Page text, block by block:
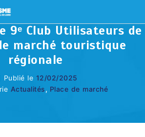
9ᵉ Club Utilisateurs de
marché touristique
régionale
Publié le 12/02/2025
Actualités, Place de marché